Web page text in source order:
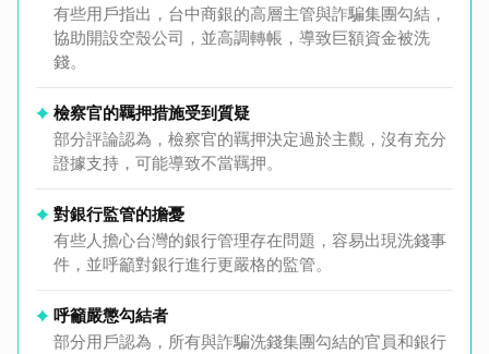
有些用戶指出，台中商銀的高層主管與詐騙集團勾結，
協助開設空殼公司，並高調轉帳，導致巨額資金被洗
錢。
檢察官的羈押措施受到質疑
部分評論認為，檢察官的羈押決定過於主觀，沒有充分
證據支持，可能導致不當羈押。
對銀行監管的擔憂
有些人擔心台灣的銀行管理存在問題，容易出現洗錢事
件，並呼籲對銀行進行更嚴格的監管。
呼籲嚴懲勾結者
部分用戶認為，所有與詐騙洗錢集團勾結的官員和銀行